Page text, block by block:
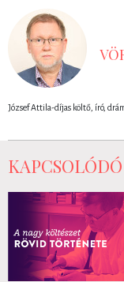
József Attila-díjas költő, író,
KAPCSOLÓDÓ